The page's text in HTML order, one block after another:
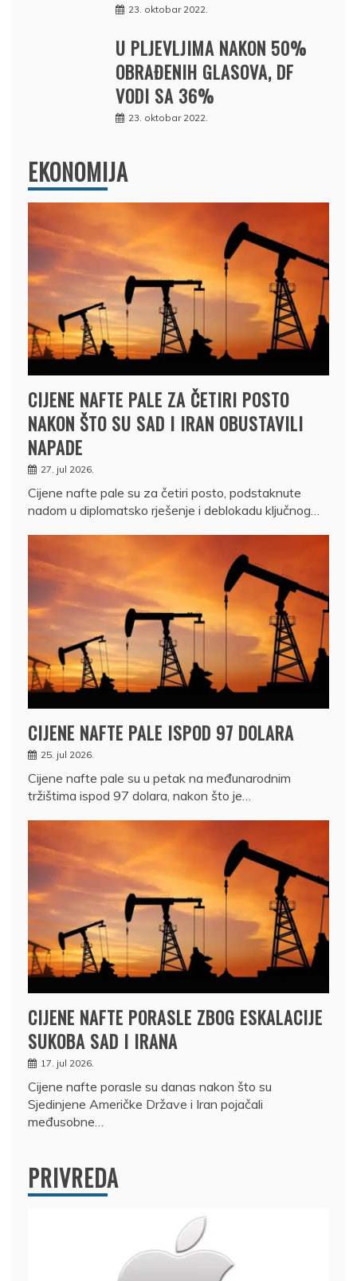
23. oktobar 2022.
U PLJEVLJIMA NAKON 50%
OBRAĐENIH GLASOVA, DF
VODI SA 36%
23. oktobar 2022.
EKONOMIJA
CIJENE NAFTE PALE ZA ČETIRI POSTO
NAKON ŠTO SU SAD I IRAN OBUSTAVILI
NAPADE
27. jul 2026.
Cijene nafte pale su za četiri posto, podstaknute
nadom u diplomatsko rješenje i deblokadu ključnog…
CIJENE NAFTE PALE ISPOD 97 DOLARA
25. jul 2026.
Cijene nafte pale su u petak na međunarodnim
tržištima ispod 97 dolara, nakon što je…
CIJENE NAFTE PORASLE ZBOG ESKALACIJE
SUKOBA SAD I IRANA
17. jul 2026.
Cijene nafte porasle su danas nakon što su
Sjedinjene Američke Države i Iran pojačali
međusobne…
PRIVREDA